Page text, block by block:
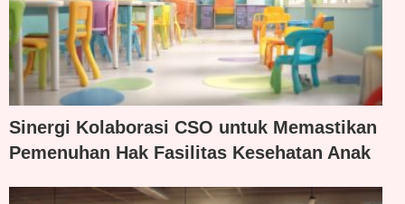
Sinergi Kolaborasi CSO untuk Memastikan
Pemenuhan Hak Fasilitas Kesehatan Anak